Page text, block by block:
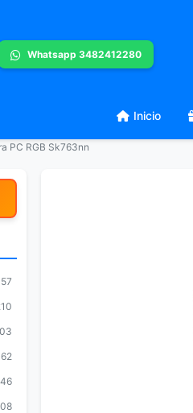
Whatsapp 3482412280
Inicio
PC RGB Sk763nn
62
46